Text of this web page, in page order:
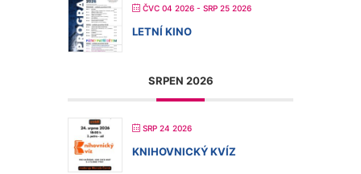
ČVC 04 2026 - SRP 25 2026
LETNÍ KINO
SRPEN 2026
SRP 24 2026
KNIHOVNICKÝ KVÍZ